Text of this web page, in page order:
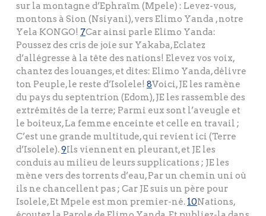
sur la montagne d’Ephraïm (Mpele) : Levez-vous,
montons à Sion (Nsiyani), vers Elimo Yanda , notre
Yela KONGO! 7Car ainsi parle Elimo Yanda:
Poussez des cris de joie sur Yakaba, Eclatez
d’allégresse à la tête des nations! Elevez vos voix,
chantez des louanges, et dites: Elimo Yanda, délivre
ton Peuple, le reste d’Isolele! 8Voici, JE les ramène
du pays du septentrion (Edom), JE les rassemble des
extrémités de la terre; Parmi eux sont l’aveugle et
le boiteux, La femme enceinte et celle en travail ;
C’est une grande multitude, qui revient ici (Terre
d’Isolele).9Ils viennent en pleurant, et JE les
conduis au milieu de leurs supplications ; JE les
mène vers des torrents d’eau, Par un chemin uni où
ils ne chancellent pas ; Car JE suis un père pour
Isolele, Et Mpele est mon premier-né. 10Nations,